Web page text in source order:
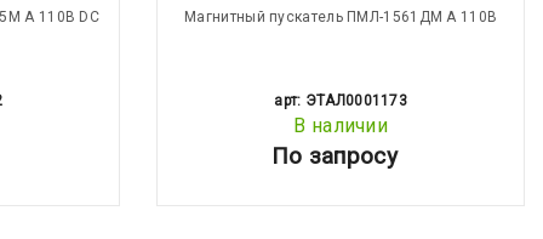
А 110В DC Магнитный пускатель ПМЛ-1561ДМ А 110В
арт: ЭТАЛ0001173
В наличии
По запросу